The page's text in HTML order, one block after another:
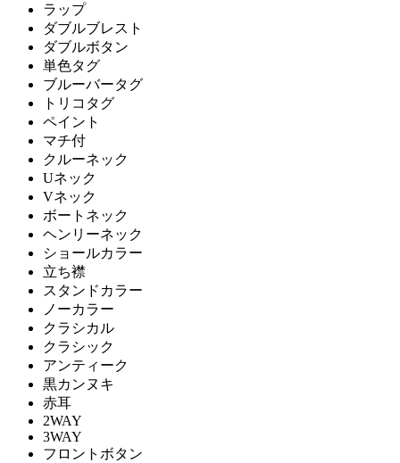
ラップ
ダブルブレスト
ダブルボタン
単色タグ
ブルーバータグ
トリコタグ
ペイント
マチ付
クルーネック
Uネック
Vネック
ボートネック
ヘンリーネック
ショールカラー
立ち襟
スタンドカラー
ノーカラー
クラシカル
クラシック
アンティーク
黒カンヌキ
赤耳
2WAY
3WAY
フロントボタン